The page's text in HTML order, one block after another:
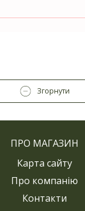
Згорнути
ПРО МАГАЗИН
Карта сайту
Про компанію
Контакти